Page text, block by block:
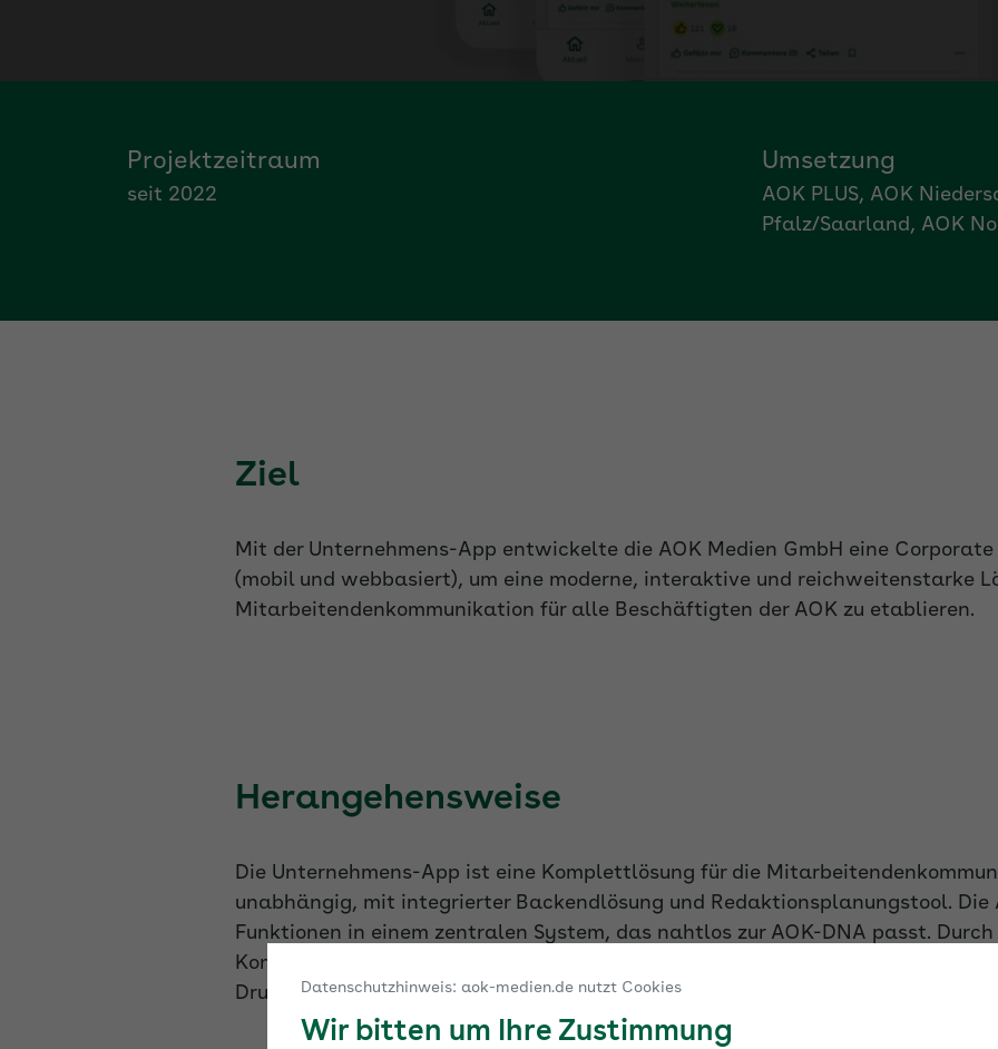
Projektzeitraum
seit 2022
Umsetzung
AOK PLUS, AOK
Pfalz/Saarland, AOK
Ziel
Mit der Unternehmens-App entwickelte die AOK Medien GmbH eine
(mobil und webbasiert), um eine moderne, interaktive und reichweitenstarke
Mitarbeitendenkommunikation für alle Beschäftigten der AOK zu etablieren.
Herangehensweise
Die Unternehmens-App ist eine Komplettlösung für die
unabhängig, mit integrierter Backendlösung und Redaktionsplanungstool.
Funktionen in einem zentralen System, das nahtlos zur AOK-DNA passt.
Kommunikation modern, effizient und nachhaltig gestalten, mit weniger
Druck und Versand.
Datenschutzhinweis: aok-medien.de nutzt Cookies
Wir bitten um Ihre Zustimmung